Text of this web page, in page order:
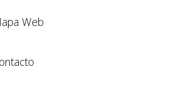
Web